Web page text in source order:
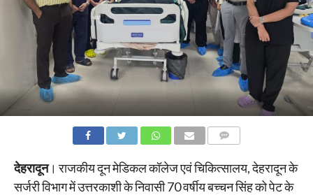
देहरादून। राजकीय दून मेडिकल कॉलेज एवं चिकित्सालय, देहरादून के
सर्जरी विभाग में उत्तरकाशी के निवासी 70 वर्षीय बच्चन सिंह को पेट के